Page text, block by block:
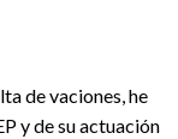
de vaciones, he
y de su actuación